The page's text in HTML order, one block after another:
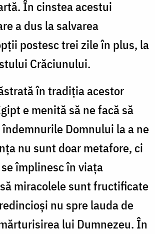
În cinstea acestui
a dus la salvarea
postesc trei zile în plus, la
Crăciunului.
în tradiția acestor
e menită să ne facă să
Domnului la a ne
nu sunt doar metafore, ci
împlinesc în viața
miracolele sunt fructificate
nu spre lauda de
lui Dumnezeu. În